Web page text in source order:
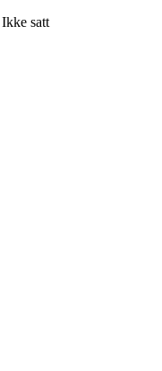
Ikke satt